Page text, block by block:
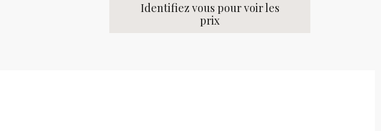
Identifiez vous pour voir les
prix